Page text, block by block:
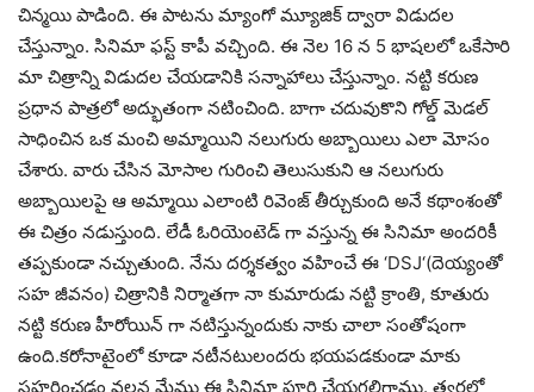
చిన్మయి పాడింది. ఈ పాటను మ్యాంగో మ్యూజిక్ ద్వారా విడుదల
చేస్తున్నాం. సినిమా ఫస్ట్ కాపీ వచ్చింది. ఈ నెల 16 న 5 భాషలలో ఒకేసారి
మా చిత్రాన్ని విడుదల చేయడానికి సన్నాహాలు చేస్తున్నాం. నట్టి కరుణ
ప్రధాన పాత్రలో అద్భుతంగా నటించింది. బాగా చదువుకొని గోల్డ్ మెడల్
సాధించిన ఒక మంచి అమ్మాయిని నలుగురు అబ్బాయిలు ఎలా మోసం
చేశారు. వారు చేసిన మోసాల గురించి తెలుసుకుని ఆ నలుగురు
అబ్బాయిలపై ఆ అమ్మాయి ఎలాంటి రివెంజ్ తీర్చుకుంది అనే కథాంశంతో
ఈ చిత్రం నడుస్తుంది. లేడీ ఓరియెంటెడ్ గా వస్తున్న ఈ సినిమా అందరికీ
తప్పకుండా నచ్చుతుంది. నేను దర్శకత్వం వహించే ఈ ‘DSJ‘(దెయ్యంతో
సహ జీవనం) చిత్రానికి నిర్మాతగా నా కుమారుడు నట్టి క్రాంతి, కూతురు
నట్టి కరుణ హీరోయిన్ గా నటిస్తున్నందుకు నాకు చాలా సంతోషంగా
ఉంది.కరోనాటైంలో కూడా నటీనటులందరు భయపడకుండా మాకు
సహరించడం వలన మేము ఈ సినిమా పూర్తి చేయగలిగాము. త్వరలో